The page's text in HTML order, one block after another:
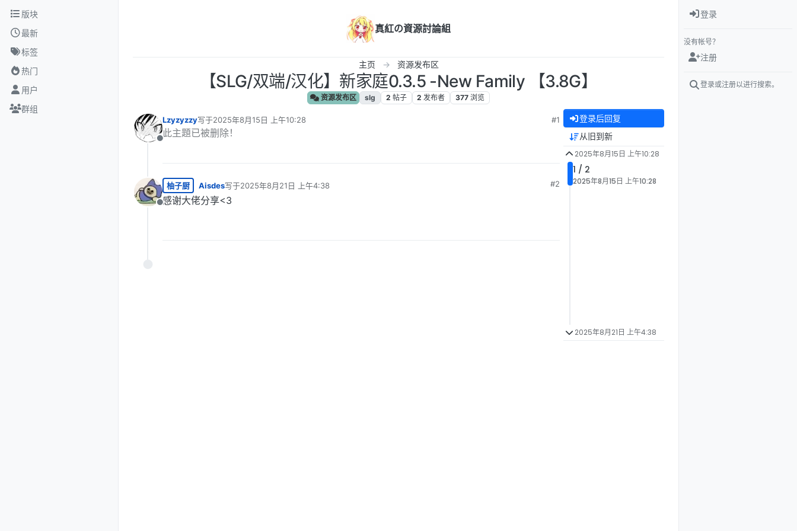
跳转至内容
版块
最新
标签
热门
用户
群组
真紅の資源討論組
主页 资源发布区
【SLG/双端/汉化】新家庭0.3.5 -New Family 【3.8G】
资源发布区 slg 2 帖子 2 发布者 377 浏览
离线
Lzyzyzzy写于2025年8月15日 上午10:28
最后由 编辑
#1
此主題已被删除！
离线
柚子厨 Aisdes写于2025年8月21日 上午4:38
最后由 编辑
#2
感谢大佬分享<3
登录后回复
从旧到新
2025年8月15日 上午10:28
1 / 2
2025年8月15日 上午10:28
2025年8月21日 上午4:38
登录
没有帐号？
注册
登录或注册以进行搜索。